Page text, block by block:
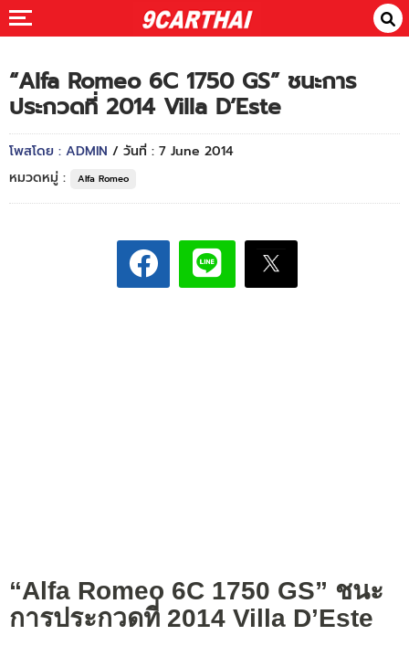
“Alfa Romeo 6C 1750 GS” ชนะการ
ประกวดที่ 2014 Villa D’Este
โพสโดย : ADMIN / วันที่ : 7 June 2014
หมวดหมู่ :
Alfa Romeo
“Alfa Romeo 6C 1750 GS” ชนะ
การประกวดที่ 2014 Villa D’Este